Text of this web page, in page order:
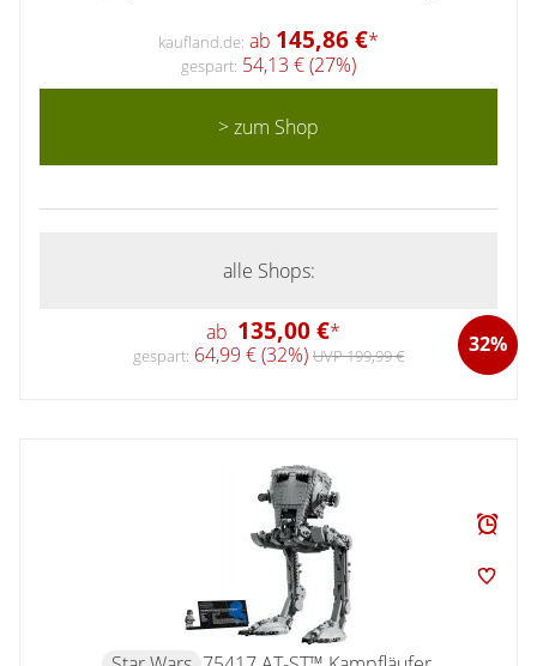
kaufland.de: ab 145,86 €*
gespart: 54,13 € (27%)
> zum Shop
alle Shops:
ab 135,00 €* 32%
gespart: 64,99 € (32%) UVP 199,99 €